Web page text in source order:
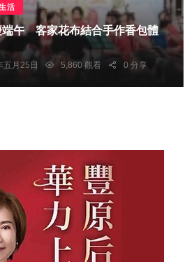
活
端午 客家花布結合手作香包體
五月25日 5,860 觀看 0 分享